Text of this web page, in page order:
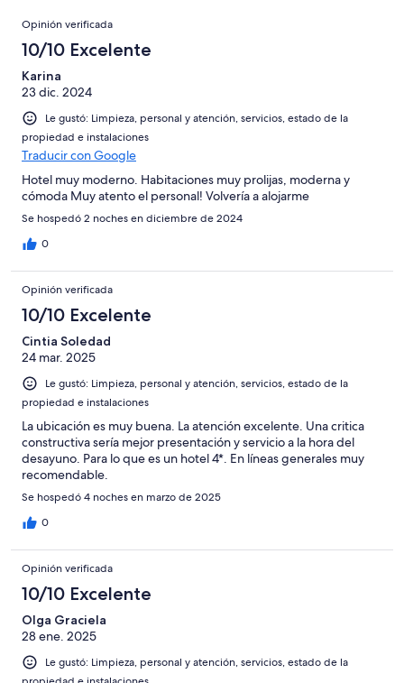
Opiniones
Opinión verificada
10/10 Excelente
Karina
23 dic. 2024
Le gustó: Limpieza, personal y atención, servicios, estado de la
propiedad e instalaciones
Traducir con Google
Hotel muy moderno. Habitaciones muy prolijas, moderna y
cómoda Muy atento el personal! Volvería a alojarme
Se hospedó 2 noches en diciembre de 2024
0
Opinión verificada
10/10 Excelente
Cintia Soledad
24 mar. 2025
Le gustó: Limpieza, personal y atención, servicios, estado de la
propiedad e instalaciones
La ubicación es muy buena. La atención excelente. Una critica
constructiva sería mejor presentación y servicio a la hora del
desayuno. Para lo que es un hotel 4*. En líneas generales muy
recomendable.
Se hospedó 4 noches en marzo de 2025
0
Opinión verificada
10/10 Excelente
Olga Graciela
28 ene. 2025
Le gustó: Limpieza, personal y atención, servicios, estado de la